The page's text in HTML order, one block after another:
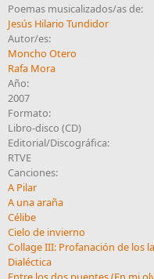
Poemas musicalizados/as de:
Jesús Hilario Tundidor
Autor/es:
Moncho Otero
Rafa Mora
Año:
2007
Formato:
Libro-disco (CD)
Editorial/Discográfica:
RTVE
Canciones:
A Pilar
A una araña
Célibe
Cielo de invierno
Collage III: Profanación de los
Dialéctica